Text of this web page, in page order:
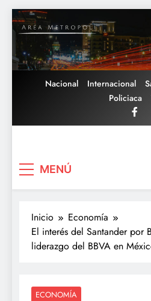
Saltar
al
contenido
Nacional Internacional
Policiaca
MENÚ
Inicio
Economía
El interés del Santander por
liderazgo del BBVA en
ECONOMÍA